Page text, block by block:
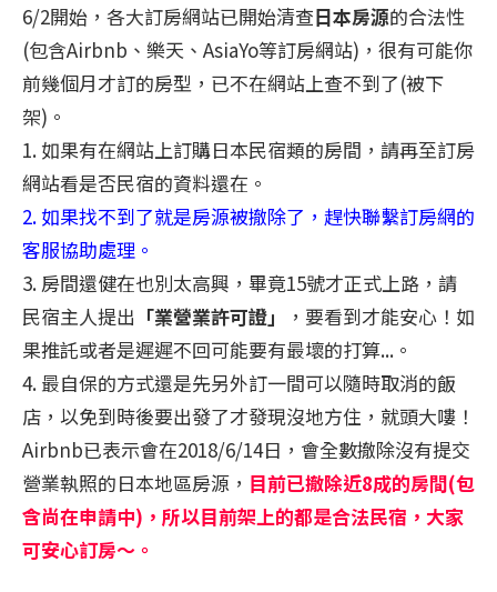
6/2開始，各大訂房網站已開始清查日本房源的合法性
(包含Airbnb、樂天、AsiaYo等訂房網站)，很有可能你
前幾個月才訂的房型，已不在網站上查不到了(被下
架)。
1. 如果有在網站上訂購日本民宿類的房間，請再至訂房
網站看是否民宿的資料還在。
2. 如果找不到了就是房源被撤除了，趕快聯繫訂房網的
客服協助處理。
3. 房間還健在也別太高興，畢竟15號才正式上路，請
民宿主人提出 「業營業許可證」
，要看到才能安心！如
果推託或者是遲遲不回可能要有最壞的打算...。
4. 最自保的方式還是先另外訂一間可以隨時取消的飯
店，以免到時後要出發了才發現沒地方住，就頭大嘍！
Airbnb已表示會在2018/6/14日，會全數撤除沒有提交
營業執照的日本地區房源， 目前已撤除近8成的房間(包
含尚在申請中)，所以目前架上的都是合法民宿，大家
可安心訂房～。